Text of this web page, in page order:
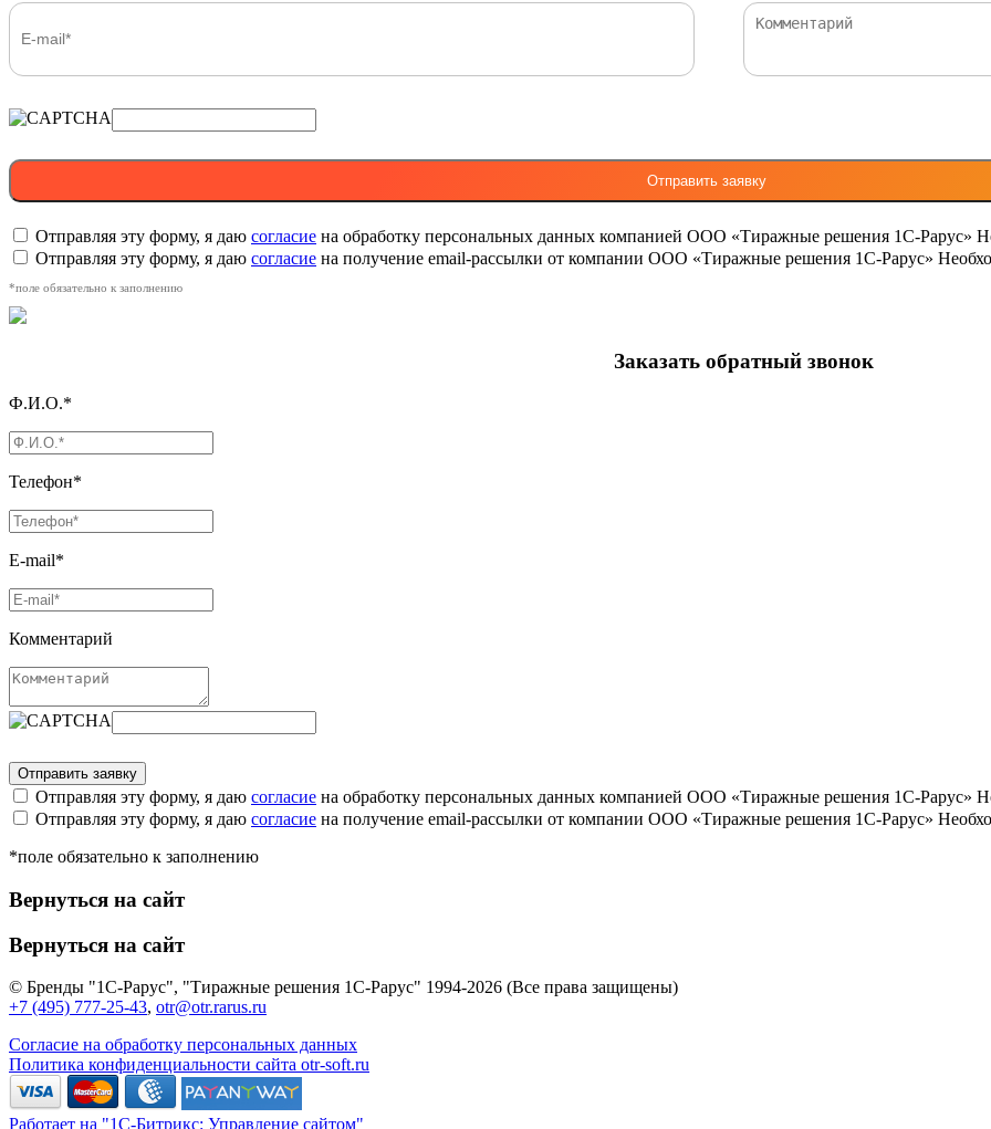
Отправляя эту форму, я даю согласие на обработку персональных данных компанией ООО «Тиражные решения 1С-Рарус»
Отправляя эту форму, я даю согласие на получение email-рассылки от компании ООО «Тиражные решения 1С-Рарус»
*поле обязательно к заполнению
Заказать обратный звонок
Ф.И.О.*
Телефон*
E-mail*
Комментарий
Отправляя эту форму, я даю согласие на обработку персональных данных компанией ООО «Тиражные решения 1С-Рарус»
Отправляя эту форму, я даю согласие на получение email-рассылки от компании ООО «Тиражные решения 1С-Рарус»
*поле обязательно к заполнению
Вернуться на сайт
Вернуться на сайт
© Бренды "1С-Рарус", "Тиражные решения 1С-Рарус" 1994-2026 (Все права защищены)
+7 (495) 777-25-43, otr@otr.rarus.ru
Согласие на обработку персональных данных
Политика конфиденциальности сайта otr-soft.ru
Работает на "1С-Битрикс: Управление сайтом"